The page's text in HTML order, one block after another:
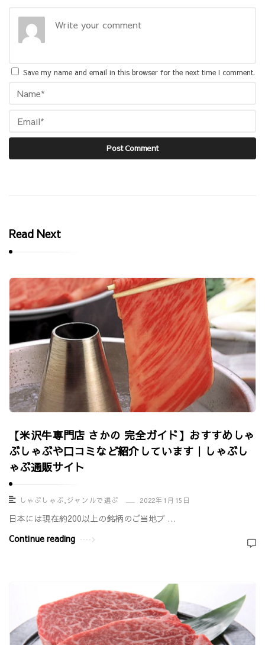
Save my name and email in this browser for the next time I comment.
Read Next
【米沢牛専門店 さかの 完全ガイド】おすすめしゃ
ぶしゃぶや口コミなど紹介しています｜しゃぶし
ゃぶ通販サイト
しゃぶしゃぶ,ジャンルで選ぶ 2022年1月15日
日本には現在約200以上の銘柄のご当地ブ …
Continue reading